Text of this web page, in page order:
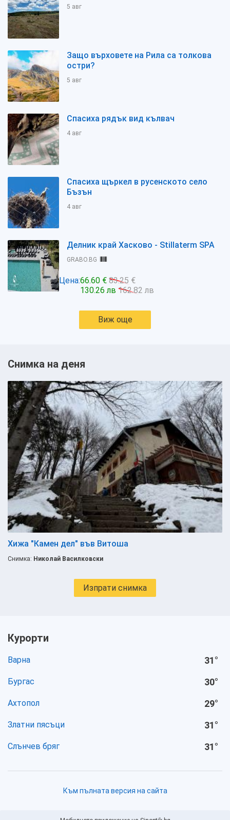
5 авг
Защо върховете на Рила са толкова
остри?
5 авг
Спасиха рядък вид кълвач
4 авг
Спасиха щъркел в русенското село
Бъзън
4 авг
Делник край Хасково - Stillaterm SPA
GRABO.BG
Цена:66.60 € 83.25 €
130.26 лв 162.82 лв
Виж още
Снимка на деня
Хижа "Камен дел" във Витоша
Снимка: Николай Василковски
Изпрати снимка
Курорти
Варна 31°
Бургас 30°
Ахтопол 29°
Златни пясъци 31°
Слънчев бряг 31°
Към пълната версия на сайта